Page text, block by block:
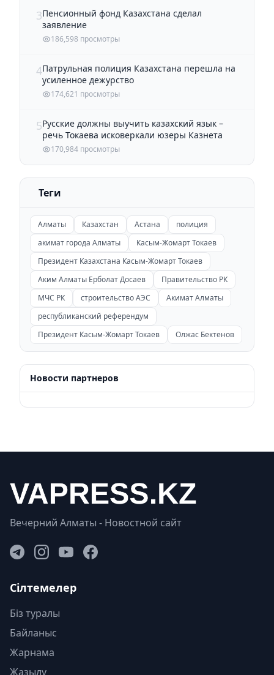
3Пенсионный фонд Казахстана сделал
заявление
186,598 просмотры
4Патрульная полиция Казахстана перешла на
усиленное дежурство
174,621 просмотры
5Русские должны выучить казахский язык –
речь Токаева исковеркали юзеры Казнета
170,984 просмотры
Теги
Алматы Казахстан Астана
полиция
акимат города Алматы
Касым-Жомарт Токаев
Президент Казахстана Касым-Жомарт Токаев
Аким Алматы Ерболат Досаев
Правительство РК
МЧС РК
строительство АЭС
Акимат Алматы
республиканский референдум
Президент Касым-Жомарт Токаев
Олжас Бектенов
Новости партнеров
Вечерний Алматы - Новостной сайт
Сілтемелер
Біз туралы
Байланыс
Жарнама
Жазылу